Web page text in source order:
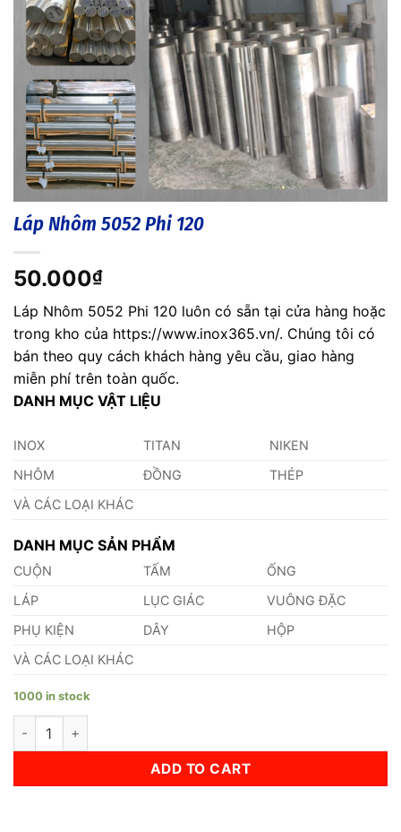
Láp Nhôm 5052 Phi 120
50.000₫
Láp Nhôm 5052 Phi 120 luôn có sẵn tại cửa hàng hoặc
trong kho của https://www.inox365.vn/. Chúng tôi có
bán theo quy cách khách hàng yêu cầu, giao hàng
miễn phí trên toàn quốc.
DANH MỤC VẬT LIỆU
INOX TITAN
NIKEN
NHÔM
ĐỒNG
THÉP
VÀ CÁC LOẠI KHÁC
DANH MỤC SẢN PHẨM
CUỘN TẤM
ỐNG
LÁP
LỤC GIÁC
VUÔNG ĐẶC
PHỤ KIỆN
DÂY
HỘP
VÀ CÁC LOẠI KHÁC
1000 in stock
Láp Nhôm 5052 Phi 120 quantity
ADD TO CART